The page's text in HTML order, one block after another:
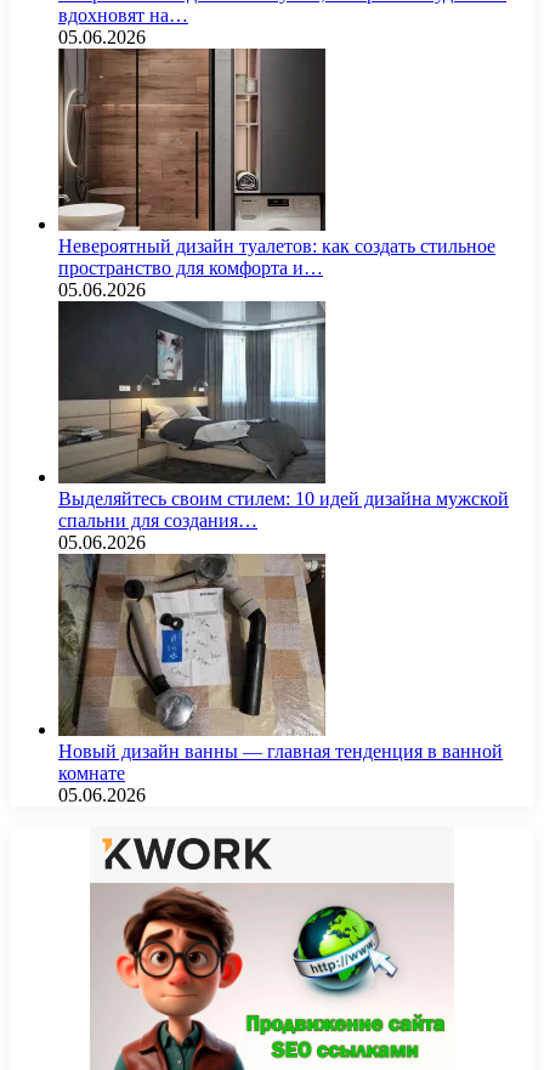
вдохновят на…
05.06.2026
Невероятный дизайн туалетов: как создать стильное
пространство для комфорта и…
05.06.2026
Выделяйтесь своим стилем: 10 идей дизайна мужской
спальни для создания…
05.06.2026
Новый дизайн ванны — главная тенденция в ванной
комнате
05.06.2026